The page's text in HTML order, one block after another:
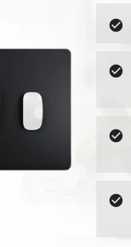
check_circle
check_circle
check_circle
check_circle